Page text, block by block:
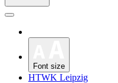
Font size
HTWK Leipzig